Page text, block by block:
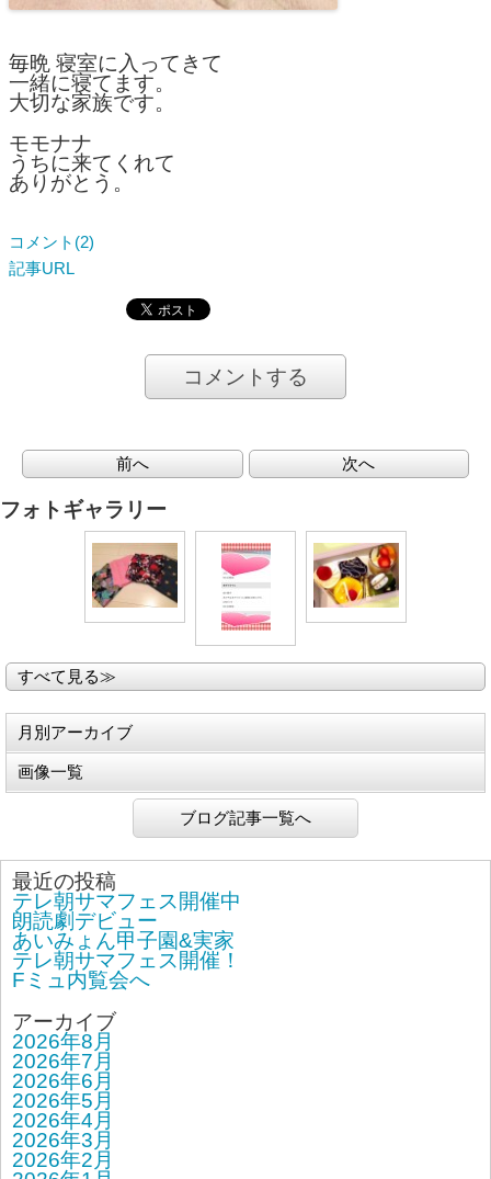
毎晩 寝室に入ってきて
一緒に寝てます。
大切な家族です。
モモナナ
うちに来てくれて
ありがとう。
コメント(2)
記事URL
コメントする
前へ 次へ
フォトギャラリー
すべて見る≫
月別アーカイブ
画像一覧
ブログ記事一覧へ
最近の投稿
テレ朝サマフェス開催中
朗読劇デビュー
あいみょん甲子園&実家
テレ朝サマフェス開催！
Fミュ内覧会へ
アーカイブ
2026年8月
2026年7月
2026年6月
2026年5月
2026年4月
2026年3月
2026年2月